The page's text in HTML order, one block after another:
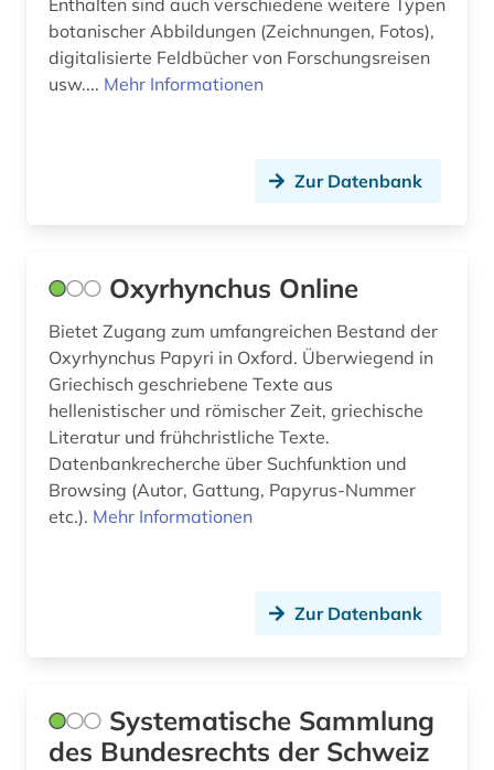
karl (hessen-kassel (1)
katalog (6)
kritische theorie (2)
kultur (1)
kulturerbe (1)
kulturgeschichte (1)
kulturwissenschaften (1)
kunst (8)
künstlerin (1)
landesrecht (1)
Enthalten sind auch verschiedene weitere Typen
botanischer Abbildungen (Zeichnungen, Fotos),
digitalisierte Feldbücher von Forschungsreisen
usw.... Mehr Informationen
Zur Datenbank
Oxyrhynchus Online
Bietet Zugang zum umfangreichen Bestand der
Oxyrhynchus Papyri in Oxford. Überwiegend in
Griechisch geschriebene Texte aus
hellenistischer und römischer Zeit, griechische
Literatur und frühchristliche Texte.
Datenbankrecherche über Suchfunktion und
Browsing (Autor, Gattung, Papyrus-Nummer
etc.). Mehr Informationen
Zur Datenbank
Systematische Sammlung
des Bundesrechts der Schweiz